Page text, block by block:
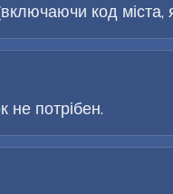
код міста,
не потрібен.